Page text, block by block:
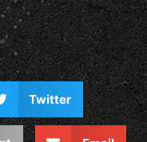
Twitter